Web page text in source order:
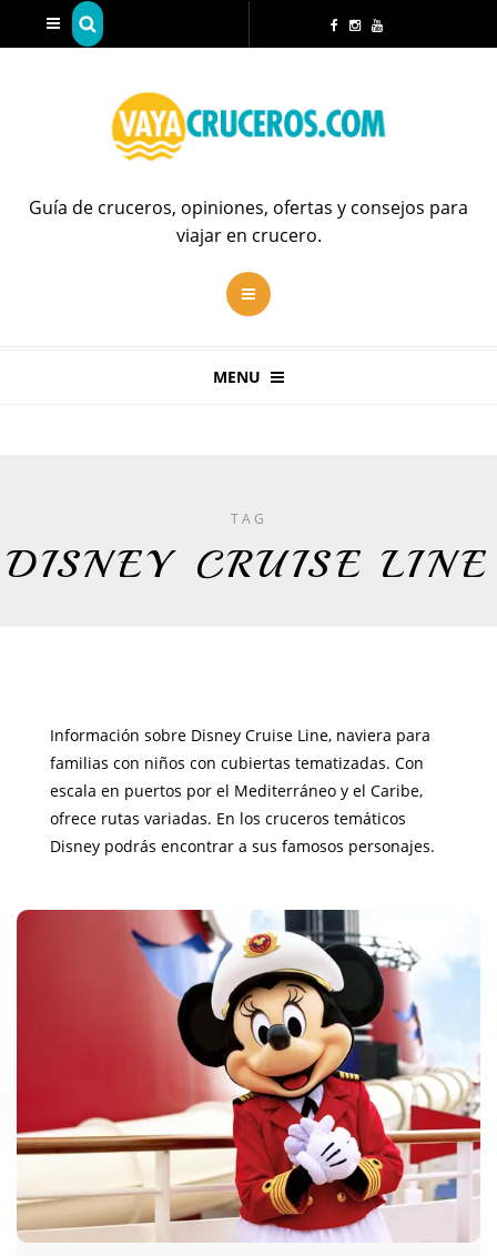
Guía de cruceros, opiniones, ofertas y consejos para
viajar en crucero.
MENU
TAG
DISNEY CRUISE LINE
Información sobre Disney Cruise Line, naviera para
familias con niños con cubiertas tematizadas. Con
escala en puertos por el Mediterráneo y el Caribe,
ofrece rutas variadas. En los cruceros temáticos
Disney podrás encontrar a sus famosos personajes.